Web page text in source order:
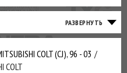
COLT (CJ), 96 - 03
COLT